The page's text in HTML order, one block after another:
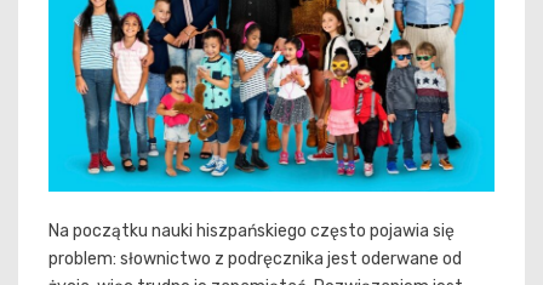
Na początku nauki hiszpańskiego często pojawia się
problem: słownictwo z podręcznika jest oderwane od